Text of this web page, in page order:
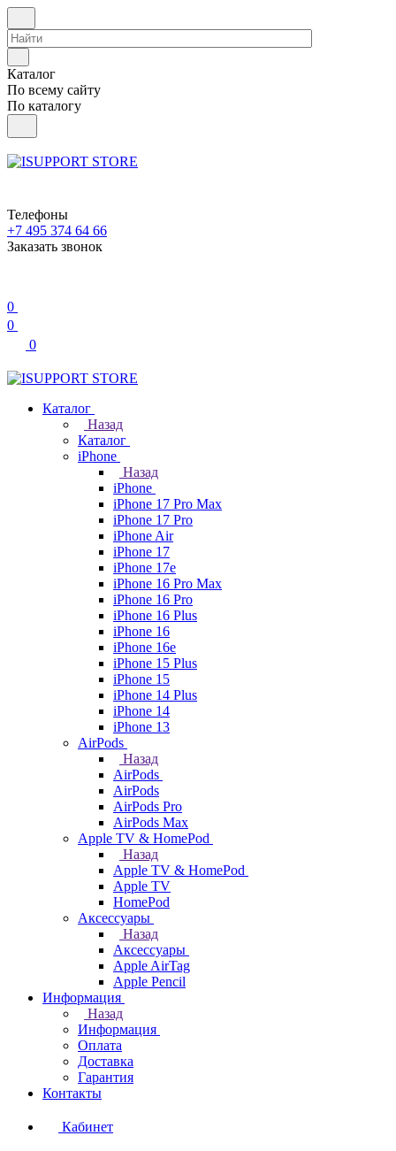
Каталог
По всему сайту
По каталогу
Телефоны
+7 495 374 64 66
Заказать звонок
0
0
0
Каталог
Назад
Каталог
iPhone
Назад
iPhone
iPhone 17 Pro Max
iPhone 17 Pro
iPhone Air
iPhone 17
iPhone 17e
iPhone 16 Pro Max
iPhone 16 Pro
iPhone 16 Plus
iPhone 16
iPhone 16e
iPhone 15 Plus
iPhone 15
iPhone 14 Plus
iPhone 14
iPhone 13
AirPods
Назад
AirPods
AirPods
AirPods Pro
AirPods Max
Apple TV & HomePod
Назад
Apple TV & HomePod
Apple TV
HomePod
Аксессуары
Назад
Аксессуары
Apple AirTag
Apple Pencil
Информация
Назад
Информация
Оплата
Доставка
Гарантия
Контакты
Кабинет